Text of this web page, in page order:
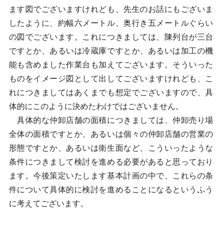
ます図でございますけれども、先生のお話にもございま
したように、約幅六メートル、奥行き五メートルぐらい
の図でございます。これにつきましては、陳列台が三台
ですとか、あるいは冷蔵庫ですとか、あるいは加工の機
能も含めました作業台も加えてございます。そういった
ものをイメージ図として出してございますけれども、こ
れにつきましてはあくまでも想定でございますので、具
体的にこのように決めたわけではございません。
具体的な仲卸店舗の面積につきましては、仲卸売り場
全体の面積ですとか、あるいは個々の仲卸店舗の営業の
形態ですとか、あるいは衛生面など、こういったような
条件につきまして検討を進める必要があると思っており
ます。今後策定いたします基本計画の中で、これらの条
件について具体的に検討を進めることになるというふう
に考えてございます。